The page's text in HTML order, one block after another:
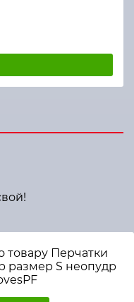
товару Перчатки
размер S неопудр